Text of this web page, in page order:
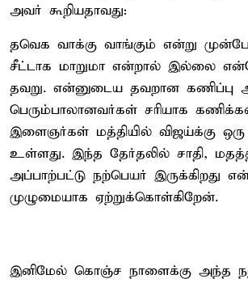
அவர் கூறியதாவது:
தவெக வாக்கு வாங்கும் என்று
சீட்டாக மாறுமா என்றால் இல்லை
தவறு. என்னுடைய தவறான கணிப்பு
பெரும்பாலானவர்கள் சரியாக
இளைஞர்கள் மத்தியில் விஜய்க்கு
உள்ளது. இந்த தேர்தலில் சாதி,
அப்பாற்பட்டு நற்பெயர் இருக்கிறது
முழுமையாக ஏற்றுக்கொள்கிறேன்.
இனிமேல் கொஞ்ச நாளைக்கு அந்த